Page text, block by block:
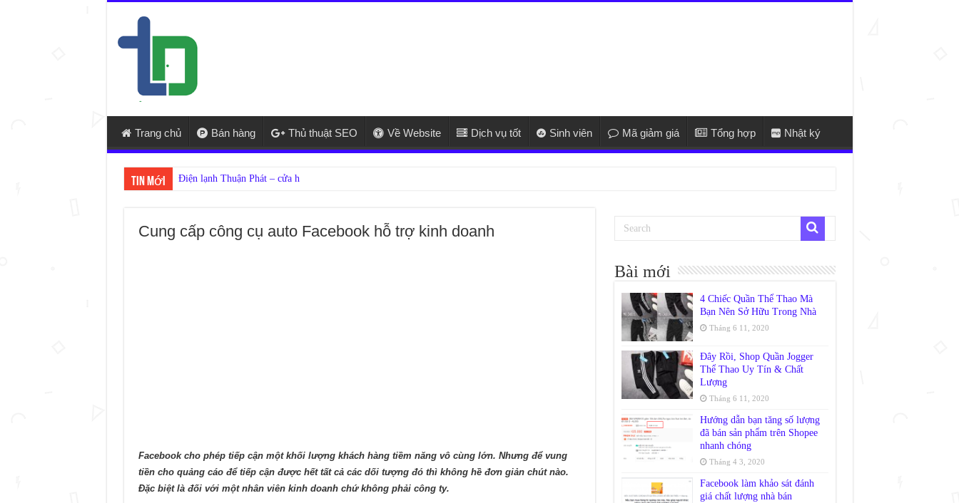
Trang chủ Bán hàng Thủ thuật SEO Về Website Dịch vụ tốt Sinh viên Mã giảm giá Tổng hợp Nhật ký
Tin mới
Cung cấp công cụ auto Facebook hỗ trợ kinh doanh
Facebook cho phép tiếp cận một khối lượng khách hàng tiềm năng vô cùng lớn. Nhưng để vung
tiền cho quảng cáo để tiếp cận được hết tất cả các dối tượng đó thì không hề đơn giản chút nào.
Đặc biệt là đối với một nhân viên kinh doanh chứ không phải công ty.
Bài mới
4 Chiếc Quần Thể Thao Mà
Bạn Nên Sở Hữu Trong Nhà
Tháng 6 11, 2020
Đây Rồi, Shop Quần Jogger
Thể Thao Uy Tín & Chất
Lượng
Tháng 6 11, 2020
Hướng dẫn bạn tăng số lượng
đã bán sản phẩm trên Shopee
nhanh chóng
Tháng 4 3, 2020
Facebook làm khảo sát đánh
giá chất lượng nhà bán